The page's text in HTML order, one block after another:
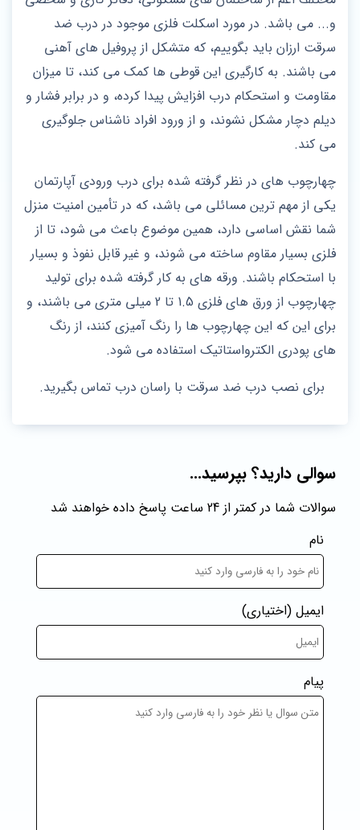
و... می باشد. در مورد اسکلت فلزی موجود در درب ضد
سرقت ارزان باید بگوییم، که متشکل از پروفیل های آهنی
می باشند. به کارگیری این قوطی ها کمک می کند، تا میزان
مقاومت و استحکام درب افزایش پیدا کرده، و در برابر فشار و
دیلم دچار مشکل نشوند، و از ورود افراد ناشناس جلوگیری
می کند.
چهارچوب های در نظر گرفته شده برای درب ورودی آپارتمان
یکی از مهم ترین مسائلی می باشد، که در تأمین امنیت منزل
شما نقش اساسی دارد، همین موضوع باعث می شود، تا از
فلزی بسیار مقاوم ساخته می شوند، و غیر قابل نفوذ و بسیار
با استحکام باشند. ورقه های به کار گرفته شده برای تولید
چهارچوب از ورق های فلزی 1.5 تا 2 میلی متری می باشند، و
برای این که این چهارچوب ها را رنگ آمیزی کنند، از رنگ
های پودری الکترواستاتیک استفاده می شود.
برای نصب درب ضد سرقت با راسان درب تماس بگیرید.
سوالی دارید؟ بپرسید...
سوالات شما در کمتر از 24 ساعت پاسخ داده خواهند شد
نام
ایمیل (اختیاری)
پیام